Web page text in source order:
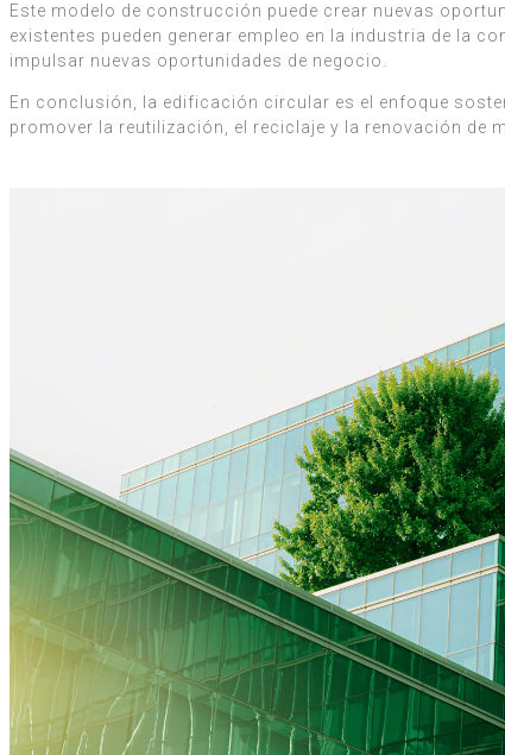
Este modelo de construcción puede crear nuevas
existentes pueden generar empleo en la industria de la
impulsar nuevas oportunidades de negocio.
En conclusión, la edificación circular es el enfoque
promover la reutilización, el reciclaje y la renovación de